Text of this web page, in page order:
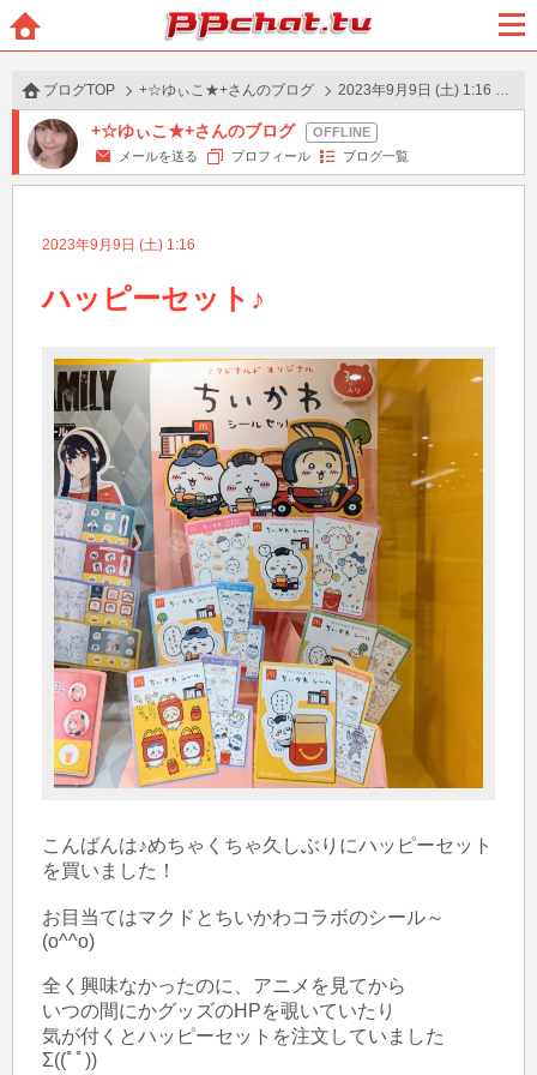
BBchatTV
ュー
ブログTOP +☆ゆぃこ★+さんのブログ 2023年9月9日 (土) 1:16 の投稿
+☆ゆぃこ★+さんのブログ
メールを送る プロフィール ブログ一覧
2023年9月9日 (土) 1:16
ハッピーセット♪
こんばんは♪めちゃくちゃ久しぶりにハッピーセット
を買いました！
お目当てはマクドとちいかわコラボのシール～
(o^^o)
全く興味なかったのに、アニメを見てから
いつの間にかグッズのHPを覗いていたり
気が付くとハッピーセットを注文していました
Σ((ﾟﾟ))